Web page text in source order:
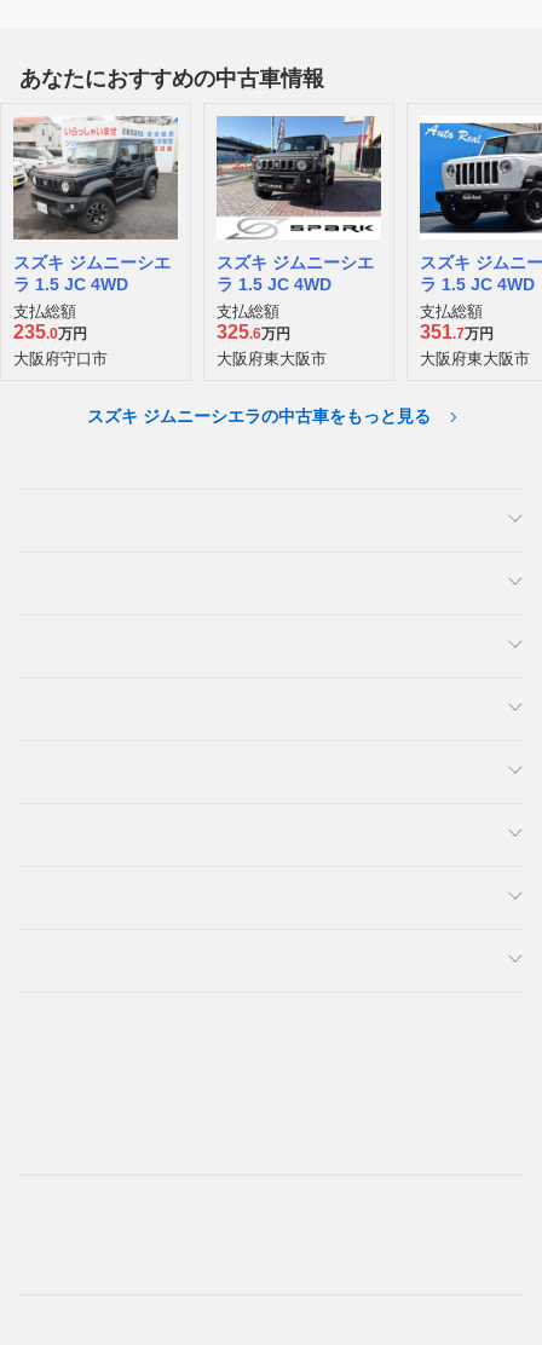
あなたにおすすめの中古車情報
スズキ ジムニーシエ
ラ 1.5 JC 4WD
支払総額
235.0万円
大阪府守口市
スズキ ジムニーシエ
ラ 1.5 JC 4WD
支払総額
325.6万円
大阪府東大阪市
スズキ ジムニ
ラ 1.5 JC 4WD
支払総額
351.7万円
大阪府東大阪市
スズキ ジムニーシエラの中古車をもっと見る